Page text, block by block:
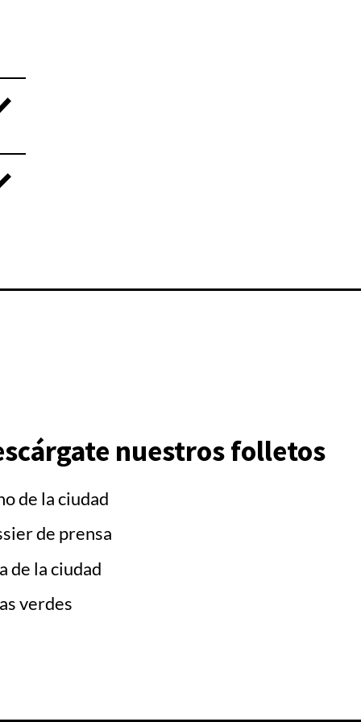
nuestros folletos
de la ciudad
de prensa
de la ciudad
verdes